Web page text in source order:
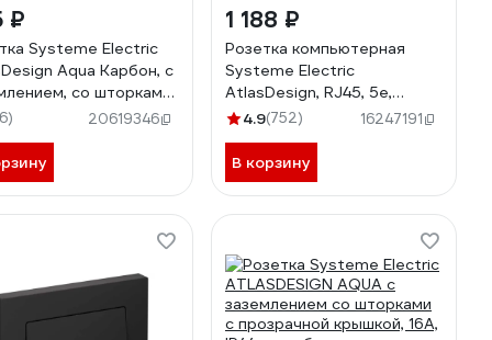
₽
Systeme Electric
Aqua Карбон, с
со шторками,
крышкой, 16А,
20619346
1 188 ₽
Розетка компьютерная
Systeme Electric
AtlasDesign, RJ45, 5e,
механизм, Карбон
4.9(752) 16247191
В корзину